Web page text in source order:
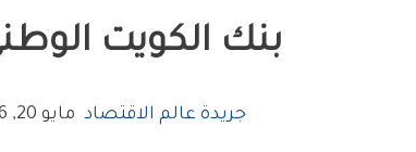
الصفحة
بنك الكويت
جريدة عالم الاقتصاد مايو 20, 2026